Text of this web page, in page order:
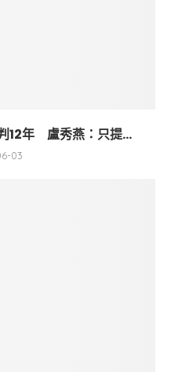
12年 盧秀燕：只提...
03